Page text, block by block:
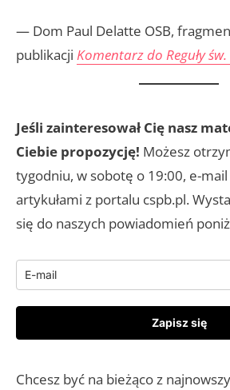
— Dom Paul Delatte OSB,
publikacji Komentarz do Reguły
Jeśli zainteresował Cię nasz
Ciebie propozycję! Możesz
tygodniu, w sobotę o 19:00, e-
artykułami z portalu cspb.pl.
się do naszych powiadomień
Zapisz się
Chcesz być na bieżąco z